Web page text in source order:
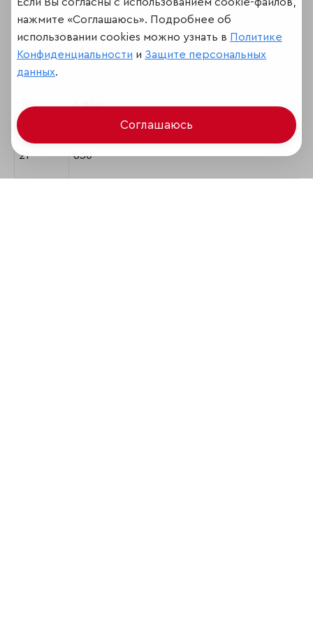
18 3 390
19 1 083
20 3 834
21 630
нажмите «Соглашаюсь». Подробнее об
использовании cookies можно узнать в Политике
Конфиденциальности и Защите персональных
данных.
Соглашаюсь